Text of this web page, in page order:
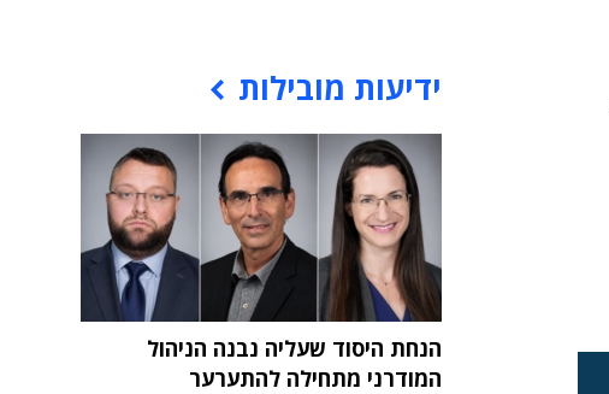
ידיעות מובילות
הנחת היסוד שעליה נבנה הניהול
המודרני מתחילה להתערער